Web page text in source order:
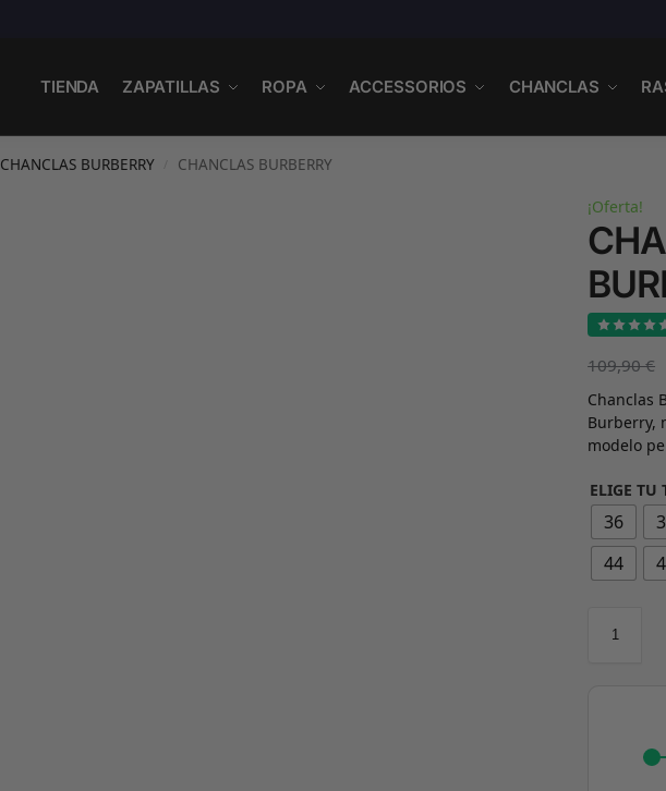
TIENDA ZAPATILLAS ROPA ACCESSORIOS CHANCLAS
CHANCLAS BURBERRY CHANCLAS BURBERRY
¡Oferta!
109,90€
Chanclas
Burberry,
modelo
ELIGE TU
36
44